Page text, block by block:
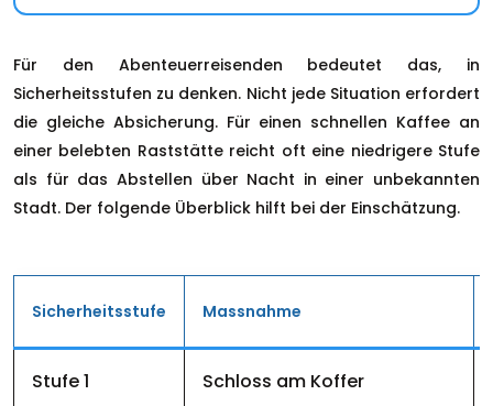
Für den Abenteuerreisenden bedeutet das, in
Sicherheitsstufen zu denken. Nicht jede Situation erfordert
die gleiche Absicherung. Für einen schnellen Kaffee an
einer belebten Raststätte reicht oft eine niedrigere Stufe
als für das Abstellen über Nacht in einer unbekannten
Stadt. Der folgende Überblick hilft bei der Einschätzung.
Sicherheitsstufe Massnahme
Stufe 1 Schloss am Koffer